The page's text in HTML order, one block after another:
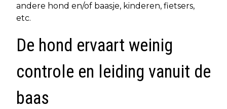
andere hond en/of baasje, kinderen, fietsers,
etc.
De hond ervaart weinig
controle en leiding vanuit de
baas